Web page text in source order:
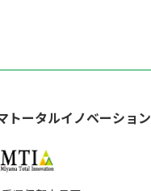
トータルイノベーション